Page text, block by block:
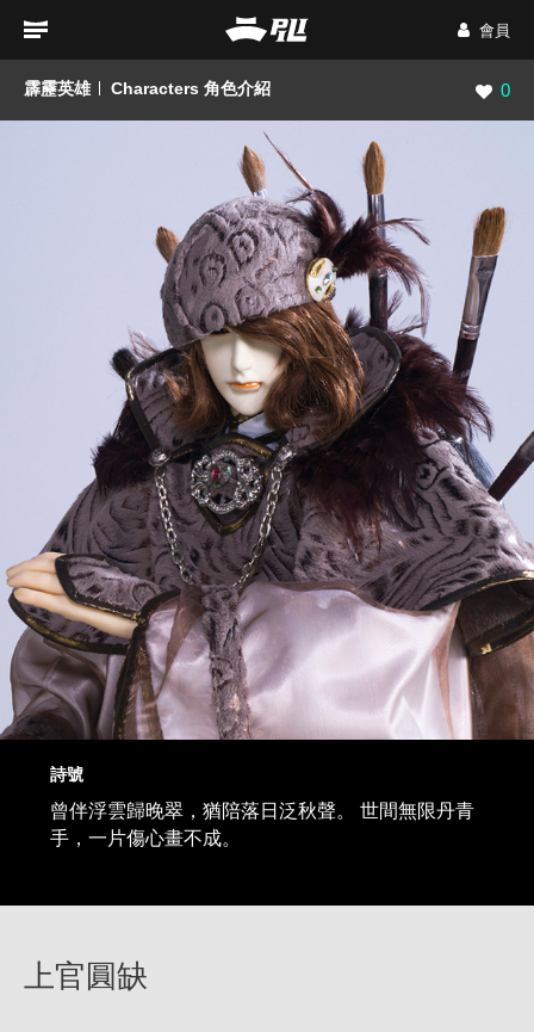
會員
霹靂英雄 Characters 角色介紹 瀏覽
0
詩號
曾伴浮雲歸晚翠，猶陪落日泛秋聲。 世間無限丹青
手，一片傷心畫不成。
上官圓缺